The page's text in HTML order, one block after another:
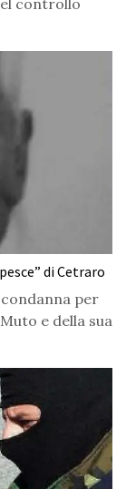
di Cetraro
per
e della sua